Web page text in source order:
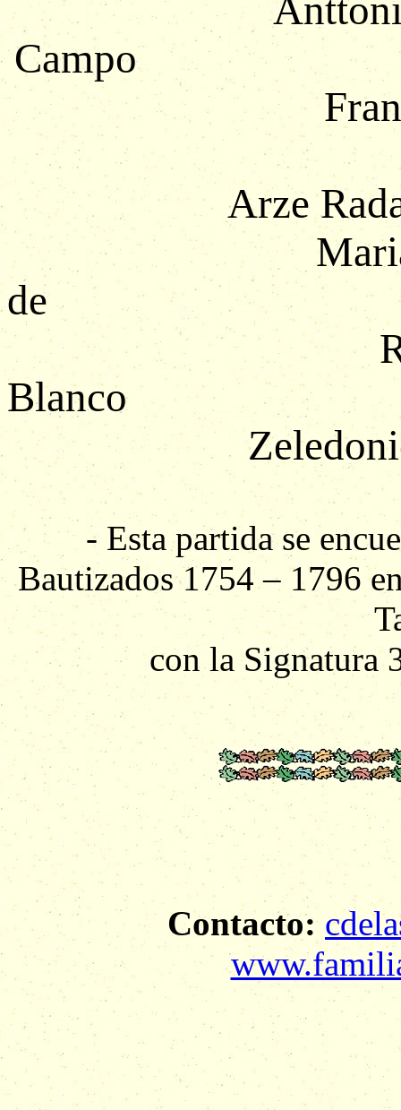
Campo
Arze
- Esta partida se
Bautizados 1754 – 1796
con la Signatura
Contacto: